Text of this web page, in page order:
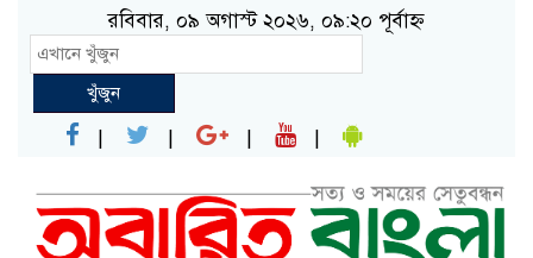
রবিবার, ০৯ অগাস্ট ২০২৬, ০৯:২০ পূর্বাহ্ন
খুঁজুন